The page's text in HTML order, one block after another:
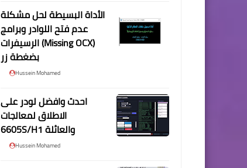
الأداة البسيطة لحل مشكلة
عدم فتح اللوادر وبرامج
الرسيفرات (Missing OCX)
بضغطة زر
Hussein Mohamed
احدث وافضل لودر على
الاطلاق لمعالجات
6605S/H1 والعائلة
Hussein Mohamed